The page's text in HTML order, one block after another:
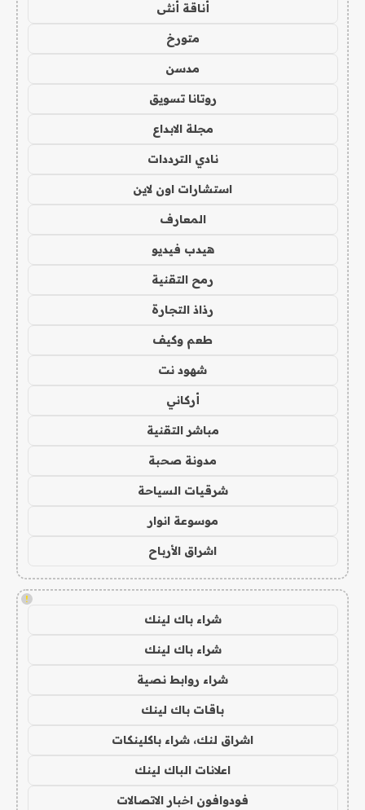
أناقة أنثى
متورخ
مدسن
روتانا تسويق
مجلة الابداع
نادي الترددات
استشارات اون لاين
المعارف
هيدب فيديو
رمح التقنية
رذاذ التجارة
طعم وكيف
شهود نت
أركاني
مباشر التقنية
مدونة صحبة
شرقيات السياحة
موسوعة انوار
اشراق الأرباح
!
شراء باك لينك
شراء باك لينك
شراء روابط نصية
باقات باك لينك
اشراق لنك، شراء باكلينكات
اعلانات الباك لينك
فودوافون اخبار الاتصالات